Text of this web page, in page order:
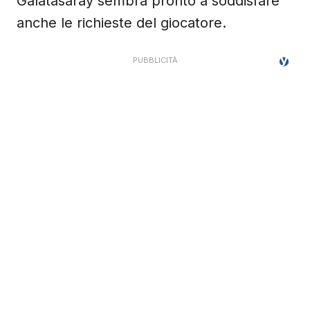
anche le richieste del giocatore.